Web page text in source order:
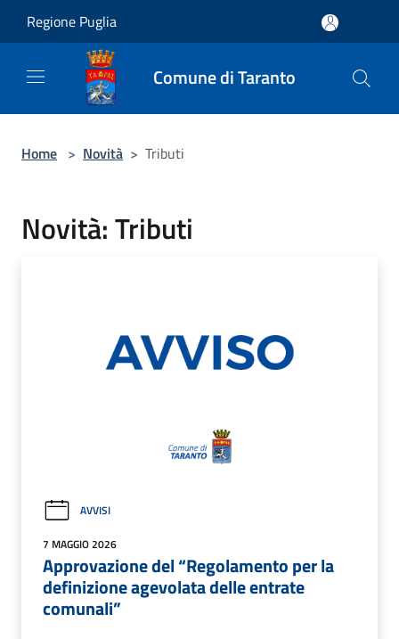
Regione Puglia
Comune di Taranto
Home > Novità > Tributi
Novità: Tributi
AVVISI
7 MAGGIO 2026
Approvazione del “Regolamento per la
definizione agevolata delle entrate
comunali”